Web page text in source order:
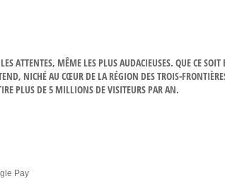
ATTENTES, MÊME LES PLUS AUDACIEUSES. QUE CE
NICHÉ AU CŒUR DE LA RÉGION DES TROIS-
PLUS DE 5 MILLIONS DE VISITEURS PAR AN.